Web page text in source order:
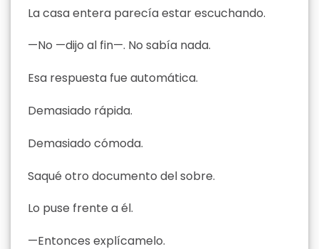
La casa entera parecía estar escuchando.
—No —dijo al fin—. No sabía nada.
Esa respuesta fue automática.
Demasiado rápida.
Demasiado cómoda.
Saqué otro documento del sobre.
Lo puse frente a él.
—Entonces explícamelo.